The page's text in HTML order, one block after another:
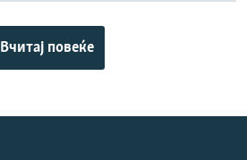
Вчитај повеќе